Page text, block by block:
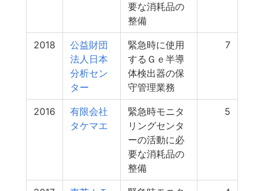
要な消耗品の
整備
2018
公益財団
法人日本
分析セン
ター
緊急時に使用
するＧｅ半導
体検出器の保
守管理業務
7
2016
有限会社
タケマエ
緊急時モニタ
リングセンタ
ーの活動に必
要な消耗品の
整備
5